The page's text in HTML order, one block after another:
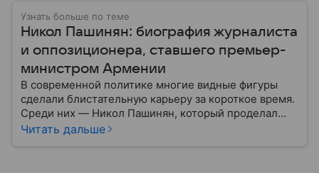
Узнать больше по теме
Никол Пашинян: биография журналиста
и оппозиционера, ставшего премьер-
министром Армении
В современной политике многие видные фигуры
сделали блистательную карьеру за короткое время.
Среди них — Никол Пашинян, который проделал
путь от журналиста и оппозиционера до главы
Читать дальше